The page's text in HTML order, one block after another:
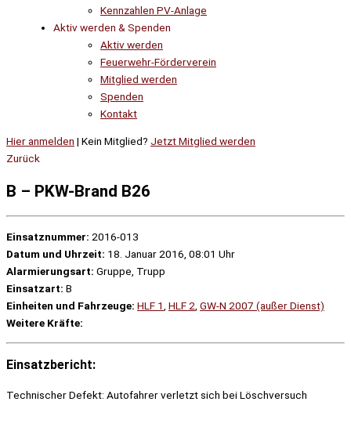
Kennzahlen PV-Anlage
Aktiv werden & Spenden
Aktiv werden
Feuerwehr-Förderverein
Mitglied werden
Spenden
Kontakt
Hier anmelden | Kein Mitglied? Jetzt Mitglied werden
Zurück
B – PKW-Brand B26
Einsatznummer: 2016-013
Datum und Uhrzeit: 18. Januar 2016, 08:01 Uhr
Alarmierungsart: Gruppe, Trupp
Einsatzart: B
Einheiten und Fahrzeuge: HLF 1 HLF 2 GW-N 2007 (außer Dienst)
Weitere Kräfte:
Einsatzbericht:
Technischer Defekt: Autofahrer verletzt sich bei Löschversuch